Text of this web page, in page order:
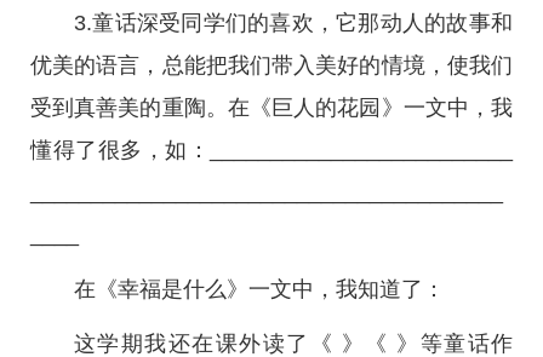
3.童话深受同学们的喜欢，它那动人的故事和
优美的语言，总能把我们带入美好的情境，使我们
受到真善美的重陶。在《巨人的花园》一文中，我
懂得了很多，如：_________________________
在《幸福是什么》一文中，我知道了：
这学期我还在课外读了《 》《 》等童话作